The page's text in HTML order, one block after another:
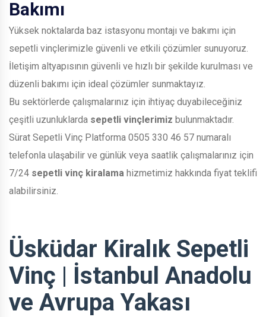
Bakımı
Yüksek noktalarda baz istasyonu montajı ve bakımı için
sepetli vinçlerimizle güvenli ve etkili çözümler sunuyoruz.
İletişim altyapısının güvenli ve hızlı bir şekilde kurulması ve
düzenli bakımı için ideal çözümler sunmaktayız.
Bu sektörlerde çalışmalarınız için ihtiyaç duyabileceğiniz
çeşitli uzunluklarda sepetli vinçlerimiz bulunmaktadır.
Sürat Sepetli Vinç Platforma 0505 330 46 57 numaralı
telefonla ulaşabilir ve günlük veya saatlik çalışmalarınız için
7/24 sepetli vinç kiralama hizmetimiz hakkında fiyat teklifi
alabilirsiniz.
Üsküdar Kiralık Sepetli
Vinç | İstanbul Anadolu
ve Avrupa Yakası